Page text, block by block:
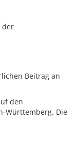
der
Beitrag an
den
Württemberg. Die